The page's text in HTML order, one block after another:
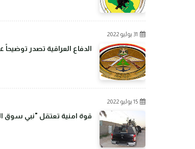
31 يوليو 2022
الدفاع العراقية تصدر
15 يوليو 2022
قوة امنية تعتقل "نبي سوق